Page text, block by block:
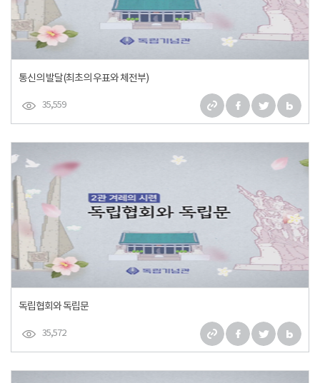
통신의 발달(최초의 우표와 체전부)
35,559
독립협회와 독립문
35,572